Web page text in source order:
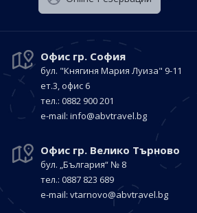
Офис гр. София
бул. "Княгиня Мария Луиза" 9-11
ет.3, офис 6
тел.: 0882 900 201
е-mail: info@abvtravel.bg
Офис гр. Велико Търново
бул. „България“ № 8
тел.: 0887 823 689
е-mail: vtarnovo@abvtravel.bg